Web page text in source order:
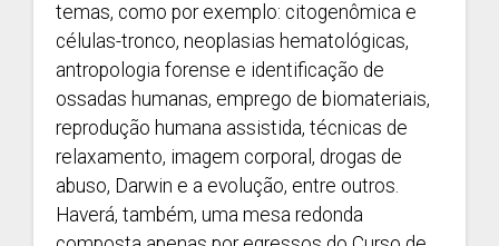
temas, como por exemplo: citogenômica e
células-tronco, neoplasias hematológicas,
antropologia forense e identificação de
ossadas humanas, emprego de biomateriais,
reprodução humana assistida, técnicas de
relaxamento, imagem corporal, drogas de
abuso, Darwin e a evolução, entre outros.
Haverá, também, uma mesa redonda